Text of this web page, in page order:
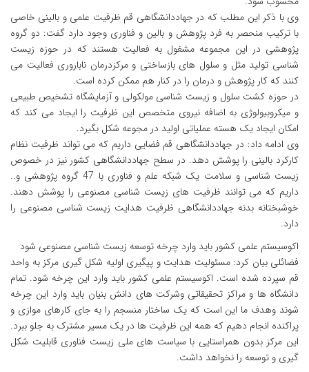
وی با ذکر این مطلب که در جهاددانشگاهی قم ظرفیت علمی و بالینی خاصی
با ترکیب منحصر به فرد پژوهش و بالین و فناوری وجود دارد گفت: دو گروه
پژوهشی در این مجموعه مشغول به فعالیت هستند که در حوزه زیست
شناسی تولید مثل و سلول های بازساختی و مرکزدرمان ناباروری فعالیت می
کنند که کار پژوهش و درمان را در کنار هم ممکن کرده است.
در حوزه کشت سلول و زیست شناسی مولکولی و آزمایشگاه تشخیص طبیعی
و میکروبیولوژی به اضافه نیروی متخصص این ظرفیت را ایجاد می کند که
امکان ایجاد یک هسته عملیاتی اولید در مجوعه شکل بگیرد.
وی ادامه داد: در جهاددانشگاهی قم فضایی داریم که می تواند ظرفیت نظام
کارکرد بالینی را پوشش دهد. در سطح جهاددانشگاهی کشور نیز در خصوص
زیست شناسی و سلامت یک شبکه علم و فناوری با 47 گروه پژوهشی و..
داریم که می توانند ظرفیت های زیست شناسی مصنوعی را پوشش دهند.
خوشبختانه بدنه جهاددانشگاهی ظرفیت هدایت زیست شناسی مصنوعی را
دارد.
اکوسیستم علمی کشور باید وارد چرخه توسعه زیست شناسی مصنوعی شود
فضائلی بیان کرد: مسئولیت هدایت و پیگیری اولیه شکل گیری مرکز به واحد
قم سپرده شده است. اکوسیستم علمی کشور باید وارد این چرخه شود. تمام
دانشگاه ها و مراکز تحقیقاتی وشرکت های دانش بنیان باید وارد این چرخه
شوند وهدف ما این است که یک ساختار منسجم را به جای کارهای موازی و
پراکنده انجام دهیم که همه این ظرفیت ها در یک مسیر مشترک به جلو ببرد.
این مرکز بدون همراستایی با سیاست های ملی زیست فناوری قابلیت شکل
گیری و توسعه را نخواهد داشت.